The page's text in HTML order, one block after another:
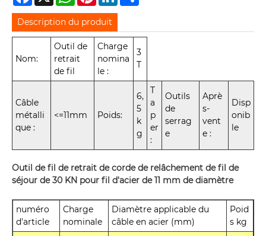
Description du produit
Nom:
Outil de
retrait
de fil
Charge
nomina
le :
3
T
Câble
métalli
que :
<=11mm Poids:
6,
5
k
g
T
a
p
er
:
Outils
de
serrag
e
Aprè
s-
vent
e :
Disp
onib
le
Outil de fil de retrait de corde de relâchement de fil de
séjour de 30 KN pour fil d'acier de 11 mm de diamètre
numéro
d'article
Charge
nominale
Diamètre applicable du
câble en acier (mm)
Poid
s kg